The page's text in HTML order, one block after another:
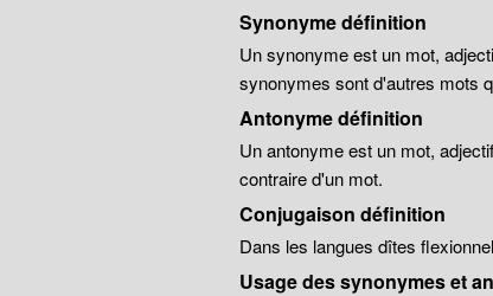
Synonyme définition
Un synonyme est un mot,
synonymes sont d'autres mots
Antonyme définition
Un antonyme est un mot,
contraire d'un mot.
Conjugaison définition
Dans les langues dîtes
Usage des synonymes et